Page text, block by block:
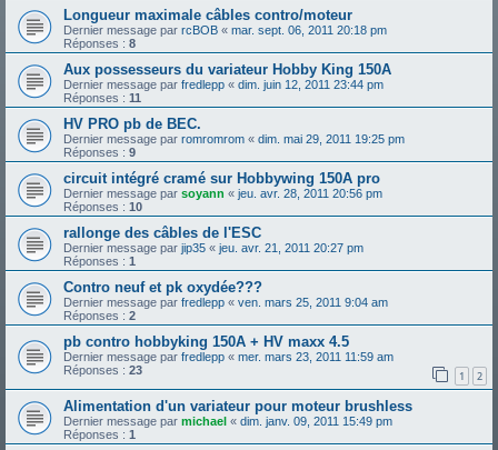
Longueur maximale câbles contro/moteur
Dernier message par rcBOB « mar. sept. 06, 2011 20:18 pm
Réponses : 8
Aux possesseurs du variateur Hobby King 150A
Dernier message par fredlepp « dim. juin 12, 2011 23:44 pm
Réponses : 11
HV PRO pb de BEC.
Dernier message par romromrom « dim. mai 29, 2011 19:25 pm
Réponses : 9
circuit intégré cramé sur Hobbywing 150A pro
Dernier message par soyann « jeu. avr. 28, 2011 20:56 pm
Réponses : 10
rallonge des câbles de l'ESC
Dernier message par jip35 « jeu. avr. 21, 2011 20:27 pm
Réponses : 1
Contro neuf et pk oxydée???
Dernier message par fredlepp « ven. mars 25, 2011 9:04 am
Réponses : 2
pb contro hobbyking 150A + HV maxx 4.5
Dernier message par fredlepp « mer. mars 23, 2011 11:59 am
Réponses : 23 1 2
Alimentation d'un variateur pour moteur brushless
Dernier message par michael « dim. janv. 09, 2011 15:49 pm
Réponses : 1